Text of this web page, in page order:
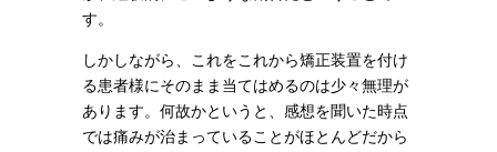
す。
しかしながら、これをこれから矯正装置を付け
る患者様にそのまま当てはめるのは少々無理が
あります。何故かというと、感想を聞いた時点
では痛みが治まっていることがほとんどだから